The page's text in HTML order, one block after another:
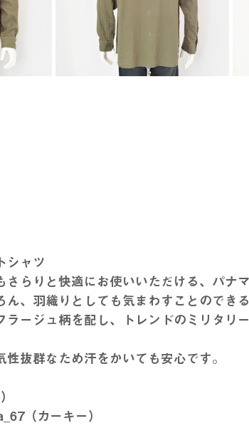
シャツ
らりと快適にお使いいただける、パナマ
ん、羽織りとしても気まわすことのでき
ラージュ柄を配し、トレンドのミリタリ
性抜群なため汗をかいても安心です。
（カーキー）